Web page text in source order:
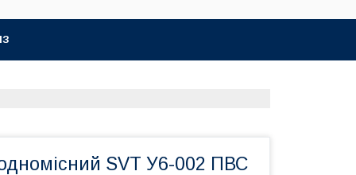
SVT У6-002 ПВС